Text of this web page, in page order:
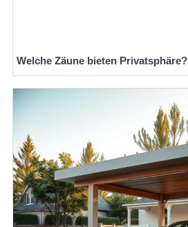
Welche Zäune bieten Privatsphäre?